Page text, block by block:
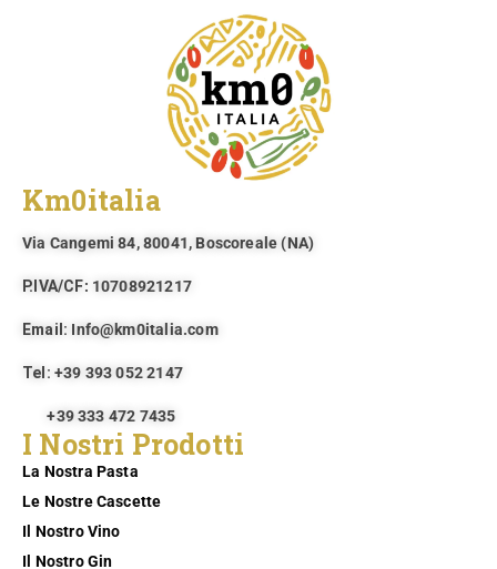
Km0italia
Via Cangemi 84, 80041, Boscoreale (NA)​
P.IVA/CF: 10708921217
Email: Info@km0italia.com
Tel: +39 393 052 2147
+39 333 472 7435
I Nostri Prodotti
La Nostra Pasta
Le Nostre Cascette
Il Nostro Vino
Il Nostro Gin